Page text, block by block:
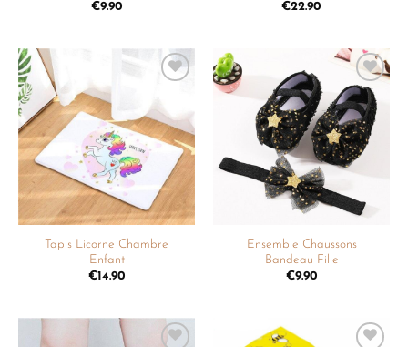
€9.90
€22.90
liste de
souhaits
Tapis Licorne Chambre
Enfant
€14.90
Ajouter
à la
liste de
souhaits
Ensemble Chaussons
Bandeau Fille
€9.90